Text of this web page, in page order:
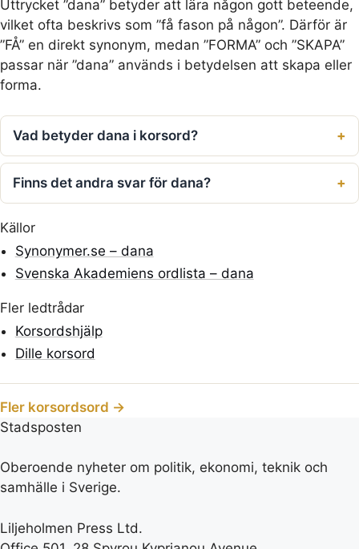
Uttrycket ”dana” betyder att lära någon gott beteende,
vilket ofta beskrivs som ”få fason på någon”. Därför är
”FÅ” en direkt synonym, medan ”FORMA” och ”SKAPA”
passar när ”dana” används i betydelsen att skapa eller
forma.
Vad betyder dana i korsord?
Finns det andra svar för dana?
Källor
Synonymer.se – dana
Svenska Akademiens ordlista – dana
Fler ledtrådar
Korsordshjälp
Dille korsord
Fler korsordsord →
Stadsposten
Oberoende nyheter om politik, ekonomi, teknik och
samhälle i Sverige.
Liljeholmen Press Ltd.